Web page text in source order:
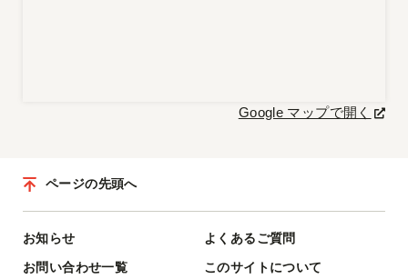
Google マップで開く
お知らせ
よくあるご質問
お問い合わせ一覧
このサイトについて
ページの先頭へ